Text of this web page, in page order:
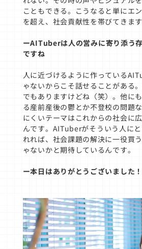
こともできる。こうなると単にエ
を超え、社会貢献性を帯びてきます
ーAITuberは人の営みに寄り添う
ですね
人に近づけるように作っている
ゃないからこそ話せることがある
でもありますけどね（笑）。他に
る産前産後の鬱とか不登校の問題
にくいテーマはこれからの社会に
んです。AITuberがそういう人に
れれば、社会課題の解決に一役買
ゃないかと期待しているんです。
ー本日はありがとうございました！